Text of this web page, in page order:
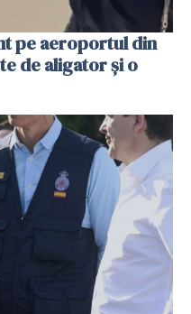
pe aeroportul din
de aligator și o